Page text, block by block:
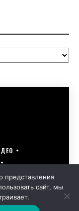
15–17 МАРТА
KARTOEV.RU
ДАННЫХ
представления
сайт, мы